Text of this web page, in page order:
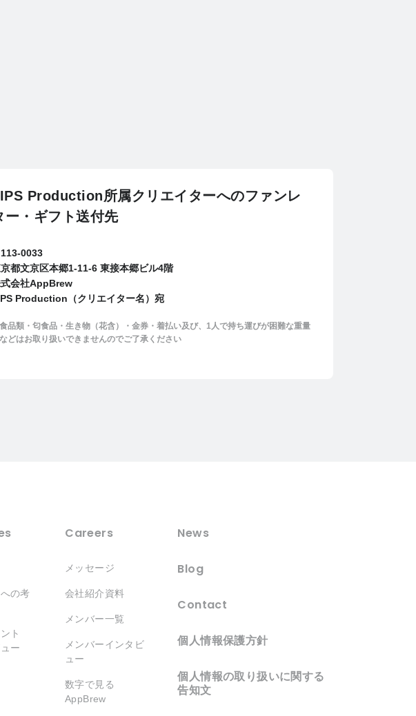
Production所属クリエイターへのファンレ
ー・ギフト送付先
0033
都文京区本郷1-11-6 東接本郷ビル4階
会社AppBrew
Production（クリエイター名）宛
品類・匂食品・生き物（花含）・金券・着払い及び、1人で持ち運びが困難な重量
どはお取り扱いできませんのでご了承ください
の考
ト
ー
Careers
メッセージ
会社紹介資料
メンバー一覧
メンバーインタビ
ュー
数字で見る
AppBrew
News
Blog
Contact
個人情報保護方針
個人情報の取り扱いに関する
告知文